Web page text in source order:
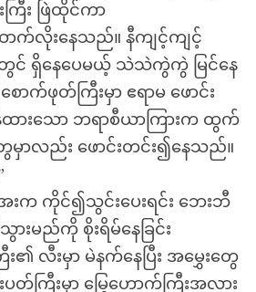
ြီး ဖြဲထိုင်ကာ
က်လိုးနေသည်။ နီကျင့်ကျင့်
တွင် ရှိနေပေမယ့် သဲသဲကွဲကွဲ မြင်နေ
ာက်ဖုတ်ကြီးမှာ ဧရာမ ဖောင်း
န်ထားသော ဘရာစီယာကြားက ထွက်
မှာလည်း ဖောင်းတင်း၍နေသည်။
းက ကိုင်၍သွင်းပေးရင်း ဘေးဘီ
မည်ကို စိုးရိမ်နေခြင်း
လီးမှာ မဲနက်နေပြီး အမွှေးတွေ
ကြီးမှာ မြွေဟောက်ကြီးအလား